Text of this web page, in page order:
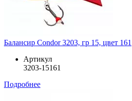
Балансир Condor 3203, гр 15, цвет 161
Артикул
3203-15161
Подробнее